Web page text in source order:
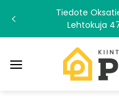
content
Tiedote
Lehtokuja